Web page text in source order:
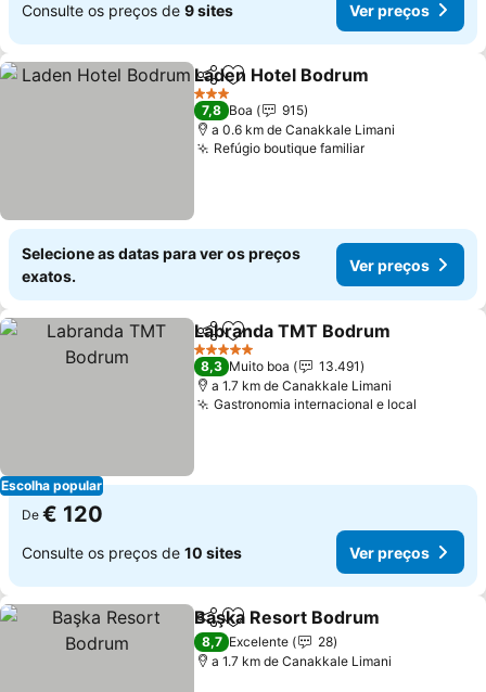
Consulte os preços de 9 sites Ver preços
PartilharAdicionar aos favoritos
Laden Hotel Bodrum
3 Estrelas
7,8 Boa
915
a 0.6 km de Canakkale Limani
Refúgio boutique familiar
Selecione as datas para ver os preços
exatos.
Ver preços
Escolha popular
PartilharAdicionar aos favoritos
Labranda TMT Bodrum
5 Estrelas
8,3 Muito boa
13.491
a 1.7 km de Canakkale Limani
Gastronomia internacional e local
De € 120
Consulte os preços de 10 sites Ver preços
PartilharAdicionar aos favoritos
Başka Resort Bodrum
8,7 Excelente
28
a 1.7 km de Canakkale Limani